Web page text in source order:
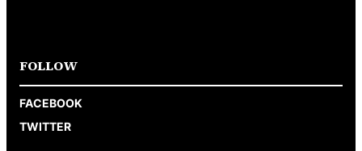
FOLLOW
FACEBOOK
TWITTER